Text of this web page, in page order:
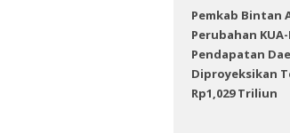
Pemkab Bintan
Perubahan KUA-
Pendapatan
Diproyeksikan
Rp1,029 Triliun